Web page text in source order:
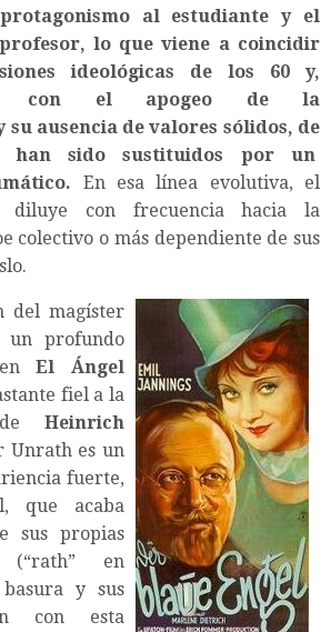
al estudiante y el
lo que viene a coincidir
ideológicas de los 60 y,
con el apogeo de la
ausencia de valores sólidos, de
han sido sustituidos por un
En esa línea evolutiva, el
diluye con frecuencia hacia la
colectivo o más dependiente de sus
del magíster
un profundo
enEl Ángel
fiel a la
Heinrich
Unrath es un
fuerte,
que acaba
sus propias
(“rath” en
y sus
con esta